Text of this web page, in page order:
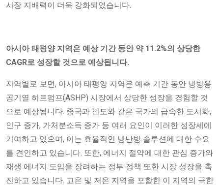
시장 지배력이 더욱 강화되었습니다.
아시아 태평양 지역은 예상 기간 동안 약 11.2%의 상당한
CAGR로 성장할 것으로 예상됩니다.
지역별로 보면, 아시아 태평양 지역은 예측 기간 동안 냉방용
공기열 히트펌프(ASHP) 시장에서 상당한 성장을 경험할 것
으로 예상됩니다. 중국과 인도와 같은 국가의 급속한 도시화,
인구 증가, 가처분소득 증가 등 여러 요인이 이러한 성장세에
기여하고 있으며, 이는 효율적인 냉난방 솔루션에 대한 수요
를 견인하고 있습니다. 또한, 에너지 절약에 대한 관심 증가와
재생 에너지 도입을 장려하는 정부 정책 또한 시장 성장을 촉
진하고 있습니다. 고온 및 저온 지역을 포함한 이 지역의 극한